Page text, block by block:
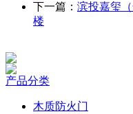
下一篇： 滨投嘉玺
楼
产品分类
木质防火门